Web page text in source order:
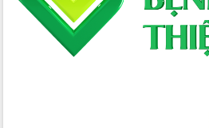
kinh tế từ 10% trở lên trong Quý
Đắk Lắk ký kết thỏa thuận hợp tác về